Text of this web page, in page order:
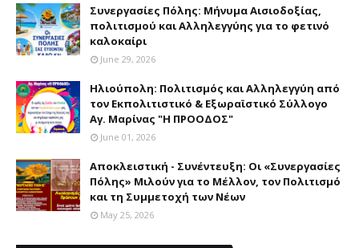
Συνεργασίες Πόλης: Mήνυμα Aισιοδοξίας,
πολιτισμού και Aλληλεγγύης για το φετινό
καλοκαίρι
June 29, 2026
Ηλιούπολη: Πολιτισμός και Aλληλεγγύη από
τον Εκπολιτιστικό & Εξωραϊστικό Σύλλογο
Αγ. Μαρίνας "Η ΠΡΟΟΔΟΣ"
June 01, 2026
Αποκλειστική - Συνέντευξη: Οι «Συνεργασίες
Πόλης» Μιλούν για το Μέλλον, τον Πολιτισμό
και τη Συμμετοχή των Νέων
May 25, 2026